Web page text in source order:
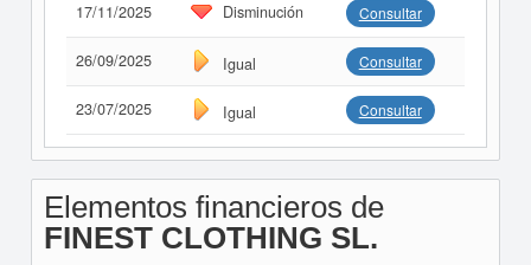
17/11/2025 Disminución Consultar
26/09/2025 Igual Consultar
23/07/2025 Igual Consultar
Elementos financieros de
FINEST CLOTHING SL.